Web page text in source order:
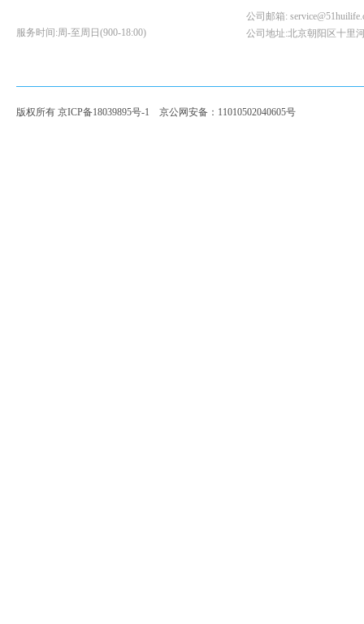
版权所有 京ICP备18039895号-1 京公网安备：11010502040605号
服务时间:周-至周日(900-18:00)
公司邮箱:
公司地址:北京朝阳区十里